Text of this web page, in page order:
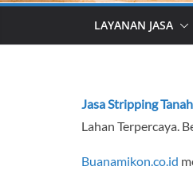
LAYANAN JASA
Jasa Stripping Tanah
Lahan Terpercaya.
Buanamikon.co.id